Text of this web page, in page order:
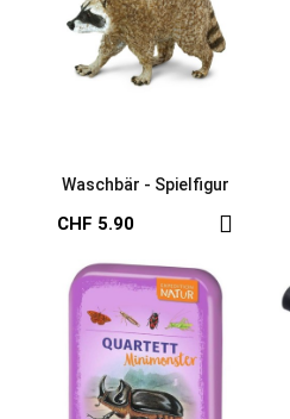
Waschbär - Spielfigur
CHF 5.90